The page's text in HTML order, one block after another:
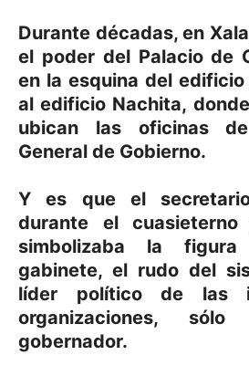
Durante décadas, en
el poder del Palacio de
en la esquina del
al edificio Nachita,
ubican las oficinas
General de Gobierno.
Y es que el
durante el cuasieterno
simbolizaba la
gabinete, el rudo del
líder político de las
organizaciones,
gobernador.